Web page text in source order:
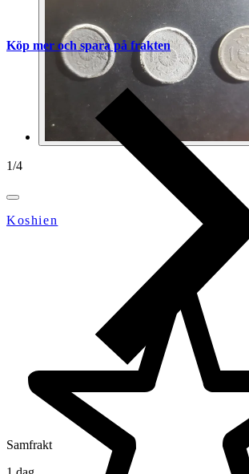
1/4
Koshien
Köp mer och spara på frakten
Samfrakt